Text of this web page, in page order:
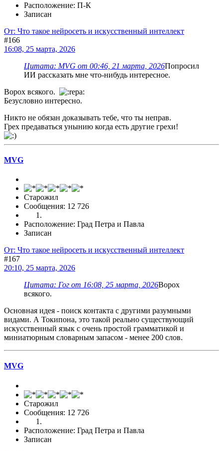
Расположение: П-К
Записан
От: Что такое нейросеть и искусственный интеллект
#166
16:08, 25 марта, 2026
Цитата: MVG от 00:46, 21 марта, 2026Попросил
ИИ рассказать мне что-нибудь интересное.
Ворох всякого.
Безусловно интересно.
Никто не обязан доказывать тебе, что ты неправ.
Грех предаваться унынию когда есть другие грехи!
MVG
Старожил
Сообщения: 12 726
Расположение: Град Петра и Павла
Записан
От: Что такое нейросеть и искусственный интеллект
#167
20:10, 25 марта, 2026
Цитата: Гог от 16:08, 25 марта, 2026Ворох
всякого.
Основная идея - поиск контакта с другими разумными
видами. А Токипона, это такой реально существующий
искусственный язык с очень простой грамматикой и
миниатюрным словарным запасом - менее 200 слов.
MVG
Старожил
Сообщения: 12 726
Расположение: Град Петра и Павла
Записан